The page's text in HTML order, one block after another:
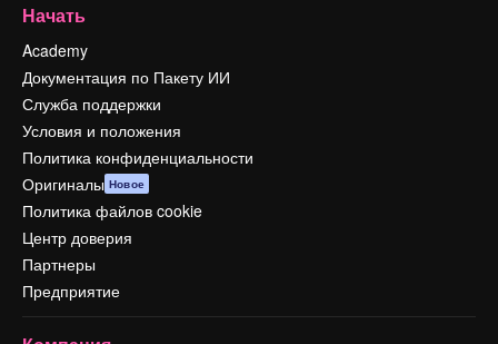
Начать
Academy
Документация по Пакету ИИ
Служба поддержки
Условия и положения
Политика конфиденциальности
Оригиналы Новое
Политика файлов cookie
Центр доверия
Партнеры
Предприятие